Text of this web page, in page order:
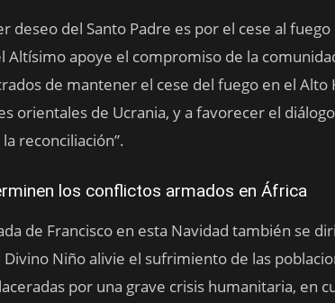
deseo del Santo Padre es por el cese al
Altísimo apoye el compromiso de la
de mantener el cese del fuego en el Alto
orientales de Ucrania, y a favorecer el
la reconciliación”.
los conflictos armados en África
de Francisco en esta Navidad también se
Divino Niño alivie el sufrimiento de las
por una grave crisis humanitaria, en